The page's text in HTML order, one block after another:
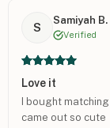
S
Samiyah B.
Verified
Love it
I bought
came out so cute